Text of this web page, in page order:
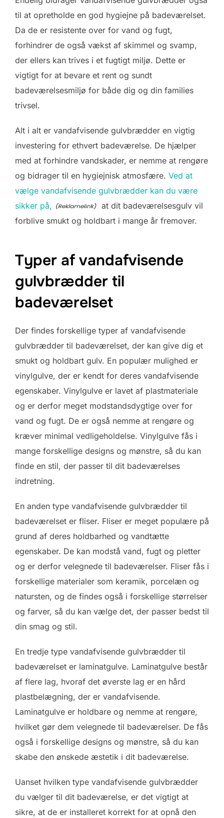
til at opretholde en god hygiejne på badeværelset.
Da de er resistente over for vand og fugt,
forhindrer de også vækst af skimmel og svamp,
der ellers kan trives i et fugtigt miljø. Dette er
vigtigt for at bevare et rent og sundt
badeværelsesmiljø for både dig og din families
trivsel.
Alt i alt er vandafvisende gulvbrædder en vigtig
investering for ethvert badeværelse. De hjælper
med at forhindre vandskader, er nemme at rengøre
og bidrager til en hygiejnisk atmosfære. Ved at
vælge vandafvisende gulvbrædder kan du være
sikker på,
at dit badeværelsesgulv vil
forblive smukt og holdbart i mange år fremover.
Typer af vandafvisende
gulvbrædder til
badeværelset
Der findes forskellige typer af vandafvisende
gulvbrædder til badeværelset, der kan give dig et
smukt og holdbart gulv. En populær mulighed er
vinylgulve, der er kendt for deres vandafvisende
egenskaber. Vinylgulve er lavet af plastmateriale
og er derfor meget modstandsdygtige over for
vand og fugt. De er også nemme at rengøre og
kræver minimal vedligeholdelse. Vinylgulve fås i
mange forskellige designs og mønstre, så du kan
finde en stil, der passer til dit badeværelses
indretning.
En anden type vandafvisende gulvbrædder til
badeværelset er fliser. Fliser er meget populære på
grund af deres holdbarhed og vandtætte
egenskaber. De kan modstå vand, fugt og pletter
og er derfor velegnede til badeværelser. Fliser fås i
forskellige materialer som keramik, porcelæn og
natursten, og de findes også i forskellige størrelser
og farver, så du kan vælge det, der passer bedst til
din smag og stil.
En tredje type vandafvisende gulvbrædder til
badeværelset er laminatgulve. Laminatgulve består
af flere lag, hvoraf det øverste lag er en hård
plastbelægning, der er vandafvisende.
Laminatgulve er holdbare og nemme at rengøre,
hvilket gør dem velegnede til badeværelser. De fås
også i forskellige designs og mønstre, så du kan
skabe den ønskede æstetik i dit badeværelse.
Uanset hvilken type vandafvisende gulvbrædder
du vælger til dit badeværelse, er det vigtigt at
sikre, at de er installeret korrekt for at opnå den